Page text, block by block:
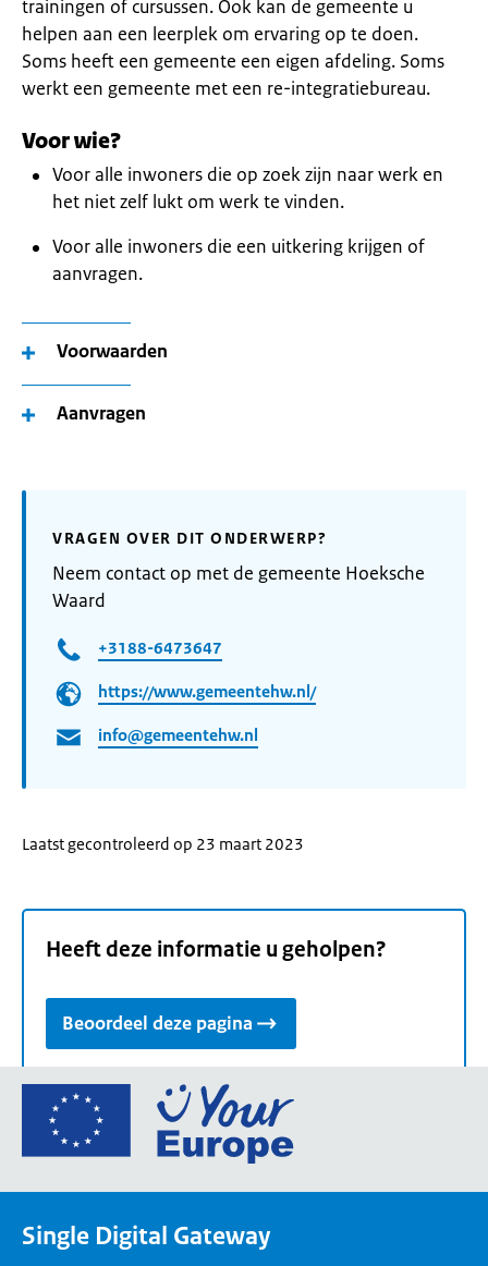
trainingen of cursussen. Ook kan de gemeente u
helpen aan een leerplek om ervaring op te doen.
Soms heeft een gemeente een eigen afdeling. Soms
werkt een gemeente met een re-integratiebureau.
Voor wie?
Voor alle inwoners die op zoek zijn naar werk en
het niet zelf lukt om werk te vinden.
Voor alle inwoners die een uitkering krijgen of
aanvragen.
Voorwaarden
Aanvragen
VRAGEN OVER DIT ONDERWERP?
Neem contact op met de gemeente Hoeksche
Waard
+3188-6473647
https://www.gemeentehw.nl/
info@gemeentehw.nl
Laatst gecontroleerd op 23 maart 2023
Heeft deze informatie u geholpen?
Beoordeel deze pagina
Ga
de
Single Digital Gateway